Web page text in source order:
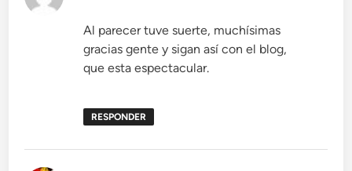
Al parecer tuve suerte, muchísimas
gracias gente y sigan así con el blog,
que esta espectacular.
RESPONDER